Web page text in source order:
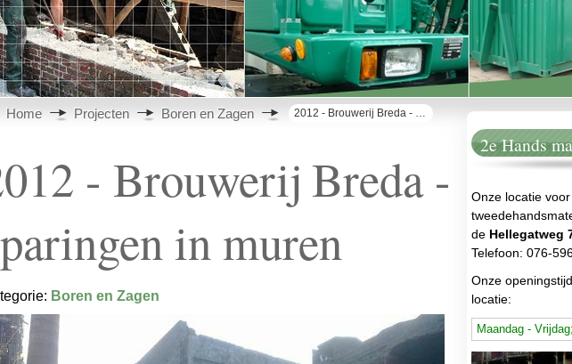
Home Projecten Boren en Zagen 2012 - Brouwerij Breda - sparingen in muren
- Brouwerij Breda -
in muren
Boren en Zagen
2e Hands
Onze locatie
de Hellegatweg
Telefoon: 076-
Onze
locatie:
Maandag - Vrijdag;